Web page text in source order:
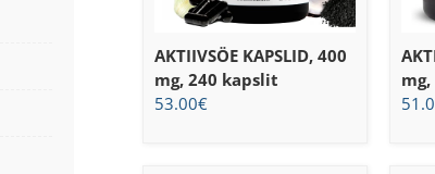
AKTIIVSÖE KAPSLID, 400
mg, 240 kapslit
53.00€